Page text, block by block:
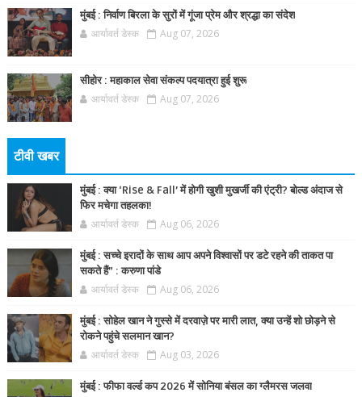
मुंबई : निर्वाण बिरला के सुरों में गूंजा प्रेम और श्रद्धा का संदेश
आर्यावर्त डेस्क Aug 07, 2026
सीहोर : महाकाल सेवा संकल्प पदयात्रा हुई शुरू
आर्यावर्त डेस्क Aug 07, 2026
टीवी खबर
मुंबई : क्या ‘Rise & Fall’ में होगी खुशी मुखर्जी की एंट्री? बोल्ड अंदाज से
फिर मचेगा तहलका!
आर्यावर्त डेस्क Aug 06, 2026
मुंबई : सच्चे इरादों के साथ आप अपने विश्वासों पर डटे रहने की ताकत पा
सकते हैं” : करुणा पांडे
आर्यावर्त डेस्क Aug 06, 2026
मुंबई : सोहेल खान ने गुस्से में दरवाज़े पर मारी लात, क्या उन्हें शो छोड़ने से
रोकने पहुंचे सलमान खान?
आर्यावर्त डेस्क Aug 03, 2026
मुंबई : फीफा वर्ल्ड कप 2026 में सोनिया बंसल का ग्लैमरस जलवा